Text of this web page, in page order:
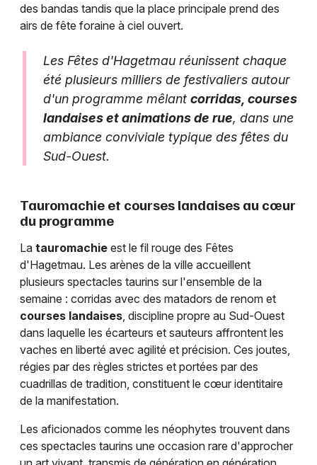
des bandas tandis que la place principale prend des
airs de fête foraine à ciel ouvert.
Les Fêtes d'Hagetmau réunissent chaque
été plusieurs milliers de festivaliers autour
d'un programme mêlant corridas, courses
landaises et animations de rue, dans une
ambiance conviviale typique des fêtes du
Sud-Ouest.
Tauromachie et courses landaises au cœur
du programme
La tauromachie est le fil rouge des Fêtes
d'Hagetmau. Les arènes de la ville accueillent
plusieurs spectacles taurins sur l'ensemble de la
semaine : corridas avec des matadors de renom et
courses landaises , discipline propre au Sud-Ouest
dans laquelle les écarteurs et sauteurs affrontent les
vaches en liberté avec agilité et précision. Ces joutes,
régies par des règles strictes et portées par des
cuadrillas de tradition, constituent le cœur identitaire
de la manifestation.
Les aficionados comme les néophytes trouvent dans
ces spectacles taurins une occasion rare d'approcher